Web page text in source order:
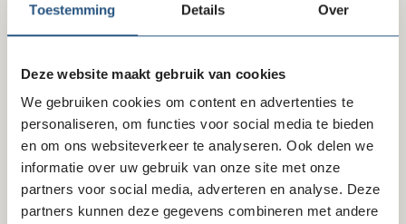
Toestemming Details Over
Deze website maakt gebruik van cookies
We gebruiken cookies om content en advertenties te
personaliseren, om functies voor social media te bieden
en om ons websiteverkeer te analyseren. Ook delen we
informatie over uw gebruik van onze site met onze
partners voor social media, adverteren en analyse. Deze
partners kunnen deze gegevens combineren met andere
Laatste nieuws